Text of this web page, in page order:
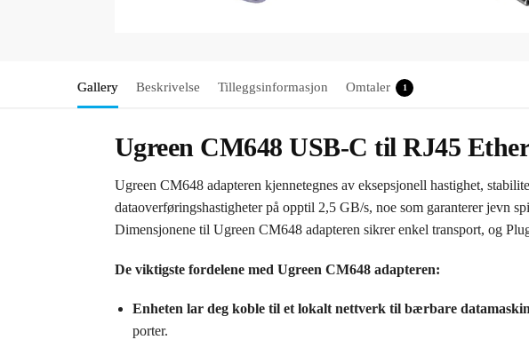
Gallery Beskrivelse Tilleggsinformasjon Omtaler 1
Ugreen CM648 USB-C til RJ45
Ugreen CM648 adapteren kjennetegnes av eksepsjonell hastighet,
dataoverføringshastigheter på opptil 2,5 GB/s, noe som garanterer jevn
Dimensjonene til Ugreen CM648 adapteren sikrer enkel transport, og
De viktigste fordelene med Ugreen CM648 adapteren:
Enheten lar deg koble til et lokalt nettverk til bærbare
porter.